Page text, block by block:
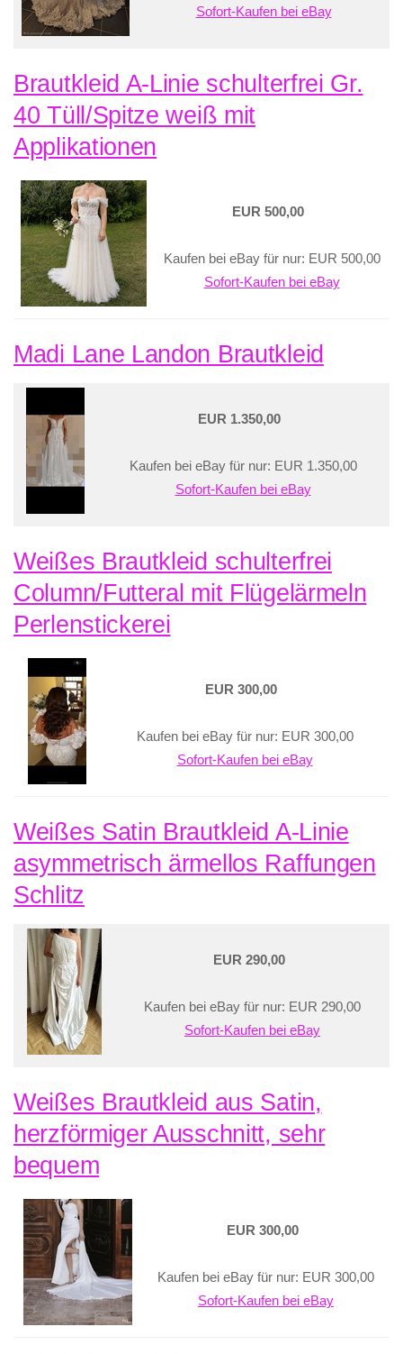
Sofort-Kaufen bei eBay
Brautkleid A-Linie schulterfrei Gr.
40 Tüll/Spitze weiß mit
Applikationen
EUR 500,00
Kaufen bei eBay für nur: EUR 500,00
Sofort-Kaufen bei eBay
Madi Lane Landon Brautkleid
EUR 1.350,00
Kaufen bei eBay für nur: EUR 1.350,00
Sofort-Kaufen bei eBay
Weißes Brautkleid schulterfrei
Column/Futteral mit Flügelärmeln
Perlenstickerei
EUR 300,00
Kaufen bei eBay für nur: EUR 300,00
Sofort-Kaufen bei eBay
Weißes Satin Brautkleid A-Linie
asymmetrisch ärmellos Raffungen
Schlitz
EUR 290,00
Kaufen bei eBay für nur: EUR 290,00
Sofort-Kaufen bei eBay
Weißes Brautkleid aus Satin,
herzförmiger Ausschnitt, sehr
bequem
EUR 300,00
Kaufen bei eBay für nur: EUR 300,00
Sofort-Kaufen bei eBay